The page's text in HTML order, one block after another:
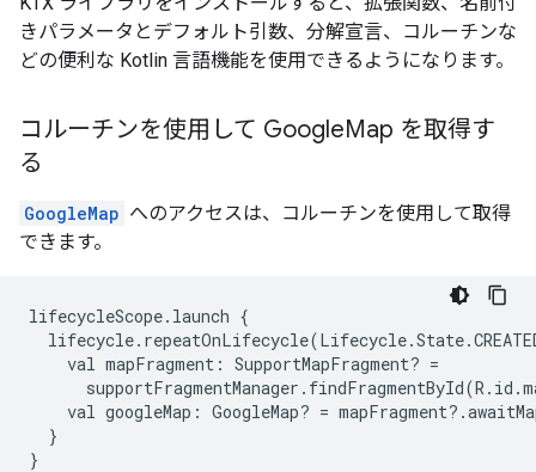
きパラメータとデフォルト引数、分解宣言、コルーチンな
どの便利な Kotlin 言語機能を使用できるようになります。
コルーチンを使用して GoogleMap を取得す
る
GoogleMap へのアクセスは、コルーチンを使用して取得
できます。
lifecycleScope.launch
val mapFragment: SupportMapFragment?
val googleMap: GoogleMap? =
}
}